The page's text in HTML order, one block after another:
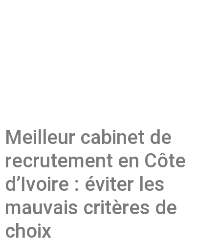
Meilleur cabinet de
recrutement en Côte
d’Ivoire : éviter les
mauvais critères de
choix